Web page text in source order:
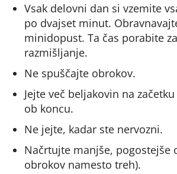
Vsak delovni dan si vzemite
po dvajset minut.
minidopust. Ta čas porabite
razmišljanje.
Ne spuščajte obrokov.
Jejte več beljakovin na
ob koncu.
Ne jejte, kadar ste nervozni.
Načrtujte manjše, pogostejše
obrokov namesto treh).